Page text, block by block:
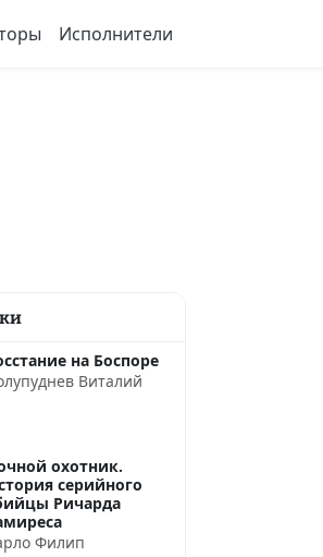
Исполнители
на Боспоре
Виталий
охотник.
серийного
Ричарда
Филип